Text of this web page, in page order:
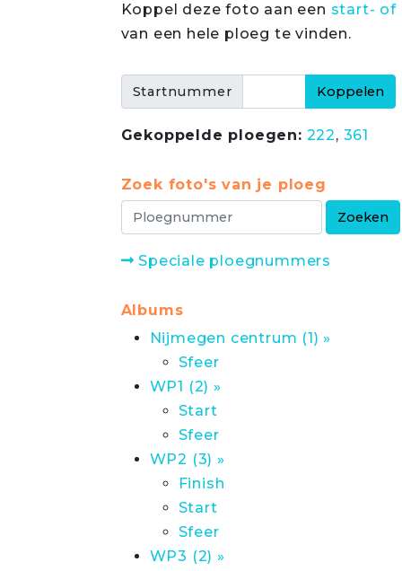
Koppel deze foto aan een start- of
van een hele ploeg te vinden.
Startnummer
Gekoppelde ploegen: 222, 361
Zoek foto's van je ploeg
Speciale ploegnummers
Albums
Nijmegen centrum (1) »
Sfeer
WP1 (2) »
Start
Sfeer
WP2 (3) »
Finish
Start
Sfeer
WP3 (2) »